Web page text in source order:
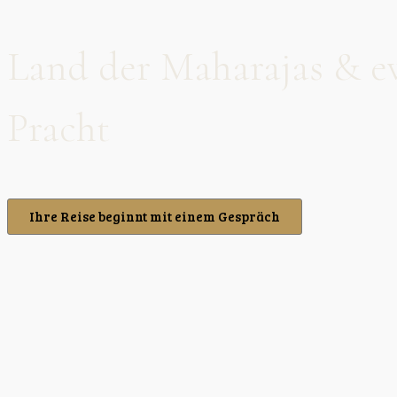
Land der Maharajas &
Pracht
Ihre Reise beginnt mit einem Gespräch